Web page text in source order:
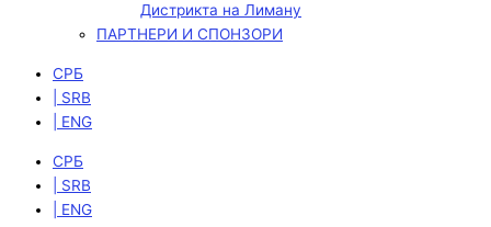
Дистрикта на Лиману
ПАРТНЕРИ И СПОНЗОРИ
СРБ
| SRB
| ENG
СРБ
| SRB
| ENG